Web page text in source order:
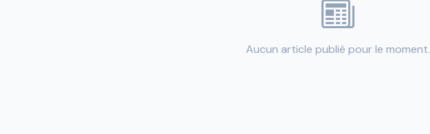
Aucun article publié pour le moment.